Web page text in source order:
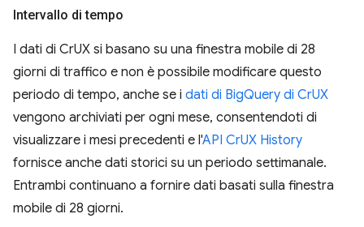
Intervallo di tempo
I dati di CrUX si basano su una finestra mobile di 28
giorni di traffico e non è possibile modificare questo
periodo di tempo, anche se i dati di BigQuery di CrUX
vengono archiviati per ogni mese, consentendoti di
visualizzare i mesi precedenti e l'API CrUX History
fornisce anche dati storici su un periodo settimanale.
Entrambi continuano a fornire dati basati sulla finestra
mobile di 28 giorni.